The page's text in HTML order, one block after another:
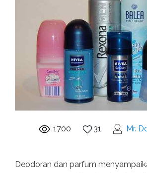
1700 31 Mr.
Deodoran dan parfum